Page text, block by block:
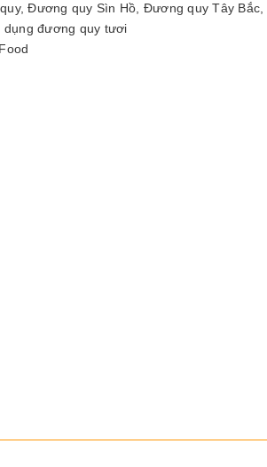
,Đương quy Sìn Hồ Đương quy Tây Bắc
dụng đương quy tươi